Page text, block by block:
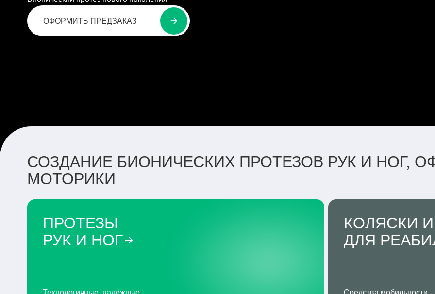
ОФОРМИТЬ ПРЕДЗАКАЗ
СОЗДАНИЕ БИОНИЧЕСКИХ ПРОТЕЗОВ РУК И НОГ,
МОТОРИКИ
ПРОТЕЗЫ
РУК И НОГ
Технологичные, надёжные
КОЛЯСКИ
ДЛЯ
Средства мобильности